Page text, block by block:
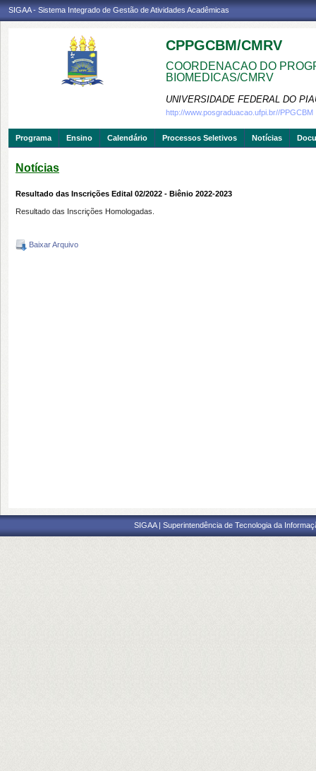
SIGAA - Sistema Integrado de Gestão de Atividades Acadêmicas
CPPGCBM/CMRV
COORDENACAO DO
BIOMEDICAS/CMRV
UNIVERSIDADE FEDERAL DO
http://www.posgraduacao.ufpi.br//PPGCBM
Programa Ensino Calendário Processos Seletivos Notícias
Notícias
Resultado das Inscrições Edital 02/2022 - Biênio 2022-2023
Resultado das Inscrições Homologadas.
Baixar Arquivo
SIGAA | Superintendência de Tecnologia da